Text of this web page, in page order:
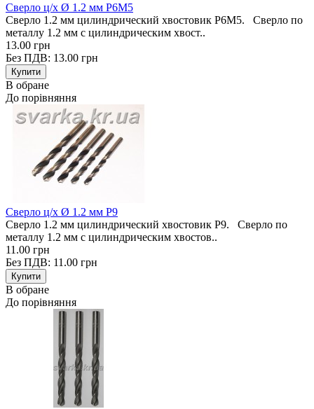
Сверло ц/х Ø 1.2 мм Р6М5
Сверло 1.2 мм цилиндрический хвостовик Р6М5. Сверло по
металлу 1.2 мм с цилиндрическим хвост..
13.00 грн
Без ПДВ: 13.00 грн
В обране
До порівняння
Сверло ц/х Ø 1.2 мм Р9
Сверло 1.2 мм цилиндрический хвостовик Р9. Сверло по
металлу 1.2 мм с цилиндрическим хвостов..
11.00 грн
Без ПДВ: 11.00 грн
В обране
До порівняння